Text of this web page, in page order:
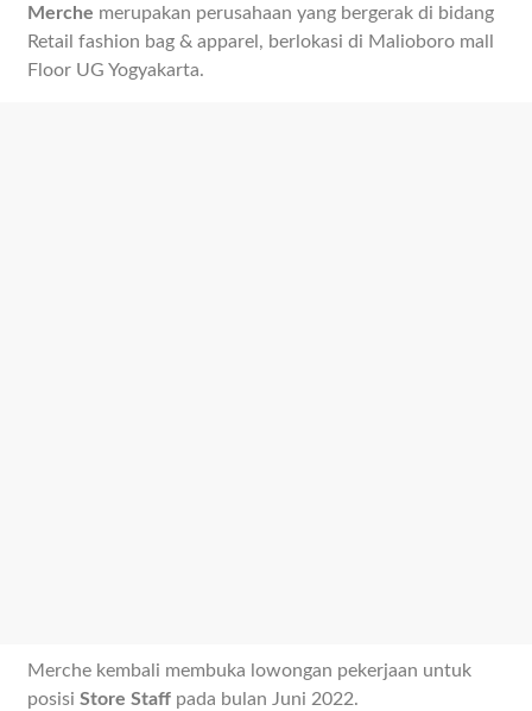
Merche merupakan perusahaan yang bergerak di bidang
Retail fashion bag & apparel, berlokasi di Malioboro mall
Floor UG Yogyakarta.
Merche kembali membuka lowongan pekerjaan untuk
posisiStore Staff pada bulan Juni 2022.